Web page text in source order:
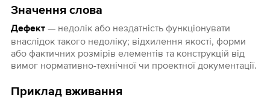
Значення слова
Дефект— недолік або нездатність функціонувати
внаслідок такого недоліку; відхилення якості, форми
або фактичних розмірів елементів та конструкцій від
вимог нормативно-технічної чи проектної документації.
Приклад вживання